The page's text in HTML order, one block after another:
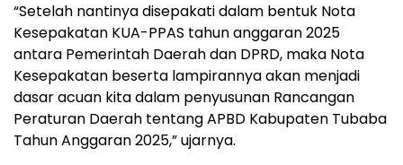
“Setelah nantinya disepakati dalam bentuk Nota
Kesepakatan KUA-PPAS tahun anggaran 2025
antara Pemerintah Daerah dan DPRD, maka Nota
Kesepakatan beserta lampirannya akan menjadi
dasar acuan kita dalam penyusunan Rancangan
Peraturan Daerah tentang APBD Kabupaten Tubaba
Tahun Anggaran 2025,” ujarnya.